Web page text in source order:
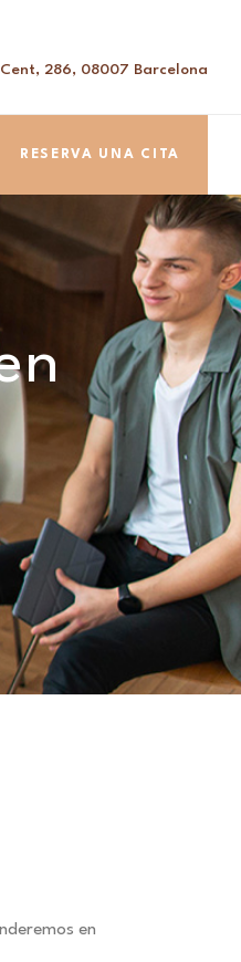
286, 08007 Barcelona
RESERVA UNA CITA
en